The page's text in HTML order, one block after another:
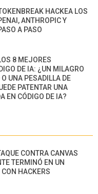
HACKEA LOS
ANTHROPIC Y
A PASO
8 MEJORES
DE IA: ¿UN MILAGRO
UNA PESADILLA DE
PATENTAR UNA
EN CÓDIGO DE IA?
CONTRA CANVAS
TERMINÓ EN UN
HACKERS